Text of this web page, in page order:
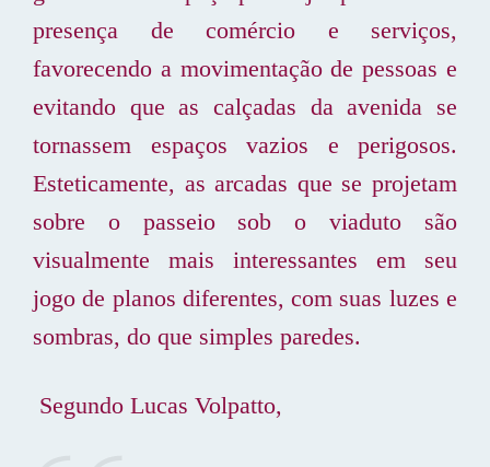
presença de comércio e serviços,
favorecendo a movimentação de pessoas e
evitando que as calçadas da avenida se
tornassem espaços vazios e perigosos.
Esteticamente, as arcadas que se projetam
sobre o passeio sob o viaduto são
visualmente mais interessantes em seu
jogo de planos diferentes, com suas luzes e
sombras, do que simples paredes.
Segundo Lucas Volpatto,